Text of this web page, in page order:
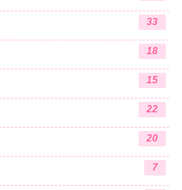
33
18
15
22
20
7